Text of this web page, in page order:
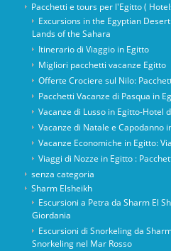
Pacchetti e tours per l'Egitto (
Excursions in the Egyptian
Lands of the Sahara
Itinerario di Viaggio in Egitto
Migliori pacchetti vacanze Egitto
Offerte Crociere sul Nilo:
Pacchetti Vacanze di Pasqua in
Vacanze di Lusso in Egitto-Hotel
Vacanze di Natale e Capodanno
Vacanze Economiche in Egitto:
Viaggi di Nozze in Egitto :
senza categoria
Sharm Elsheikh
Escursioni a Petra da Sharm El
Giordania
Escursioni di Snorkeling da
Snorkeling nel Mar Rosso